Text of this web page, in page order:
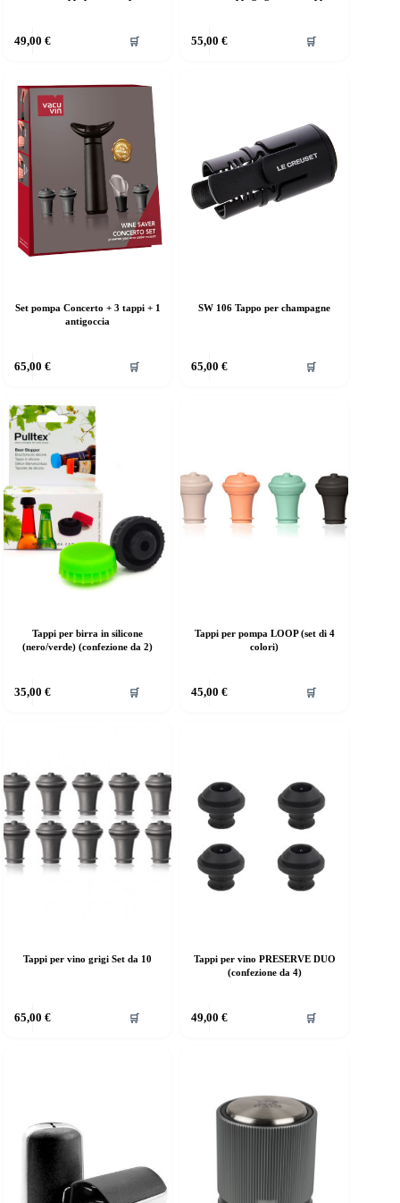
49,00 € 🛒 55,00 € 🛒
Set pompa Concerto + 3 tappi + 1
antigoccia
65,00 € 🛒
SW 106 Tappo per champagne
65,00 € 🛒
Tappi per birra in silicone
(nero/verde) (confezione da 2)
35,00 € 🛒
Tappi per pompa LOOP (set di 4
colori)
45,00 € 🛒
Tappi per vino grigi Set da 10
65,00 € 🛒
Tappi per vino PRESERVE DUO
(confezione da 4)
49,00 € 🛒